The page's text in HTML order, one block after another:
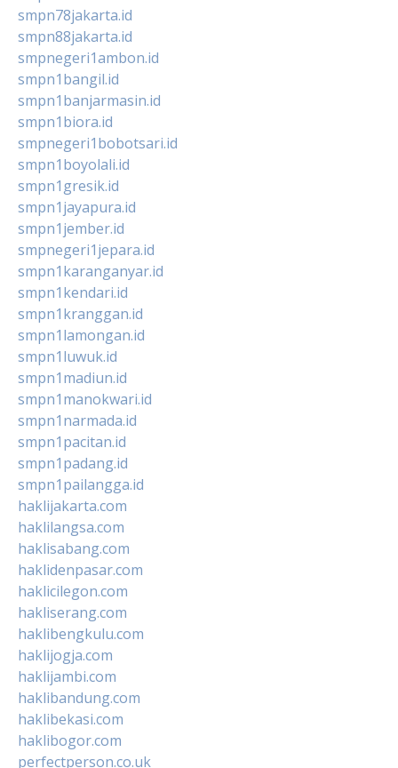
smpn78jakarta.id
smpn88jakarta.id
smpnegeri1ambon.id
smpn1bangil.id
smpn1banjarmasin.id
smpn1biora.id
smpnegeri1bobotsari.id
smpn1boyolali.id
smpn1gresik.id
smpn1jayapura.id
smpn1jember.id
smpnegeri1jepara.id
smpn1karanganyar.id
smpn1kendari.id
smpn1kranggan.id
smpn1lamongan.id
smpn1luwuk.id
smpn1madiun.id
smpn1manokwari.id
smpn1narmada.id
smpn1pacitan.id
smpn1padang.id
smpn1pailangga.id
haklijakarta.com
haklilangsa.com
haklisabang.com
haklidenpasar.com
haklicilegon.com
hakliserang.com
haklibengkulu.com
haklijogja.com
haklijambi.com
haklibandung.com
haklibekasi.com
haklibogor.com
perfectperson.co.uk